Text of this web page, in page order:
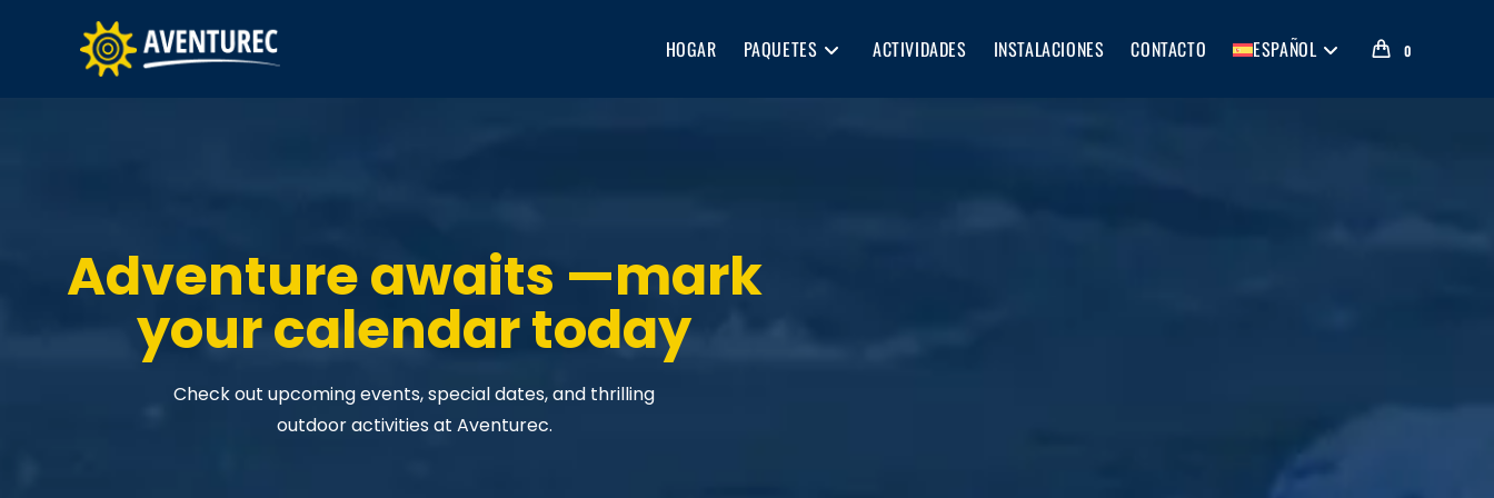
HOGAR PAQUETES ACTIVIDADES INSTALACIONES CONTACTO ESPAÑOL 0
Adventure awaits —mark
your calendar today
Check out upcoming events, special dates, and thrilling
outdoor activities at Aventurec.